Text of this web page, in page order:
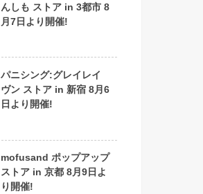
んしも ストア in 3都市 8
月7日より開催!
パニシング:グレイレイ
ヴン ストア in 新宿 8月6
日より開催!
mofusand ポップアップ
ストア in 京都 8月9日よ
り開催!